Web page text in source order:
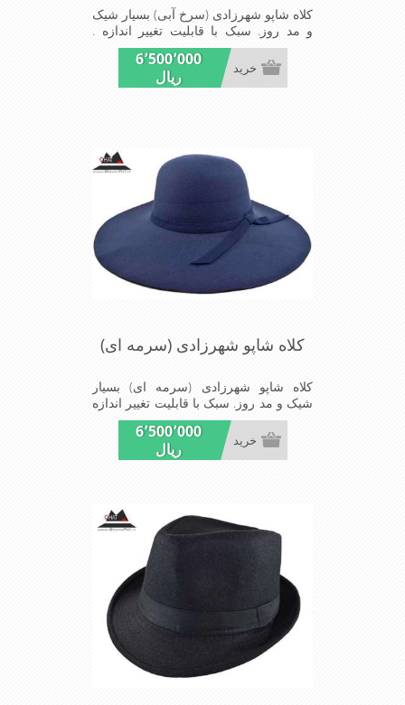
کلاه شاپو شهرزادی (سرخ آبی) بسیار شیک
و مد روز. سبک با قابلیت تغییر اندازه .
مناسب میهمانی ها و مجالس
6٬500٬000
ریال
خرید
کلاه شاپو شهرزادی (سرمه ای)
کلاه شاپو شهرزادی (سرمه ای) بسیار
شیک و مد روز. سبک با قابلیت تغییر اندازه
. مناسب میهمانی ها و مجالس
6٬500٬000
ریال
خرید